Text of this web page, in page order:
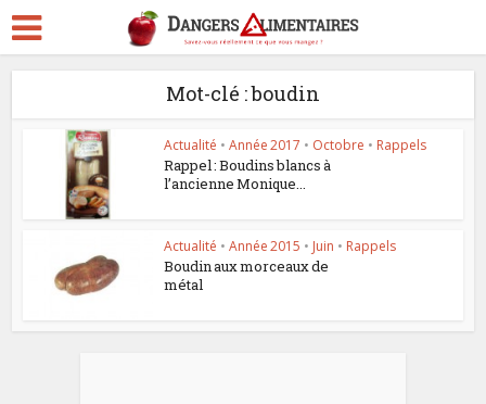
Mot-clé : boudin
Actualité • Année 2017 • Octobre • Rappels
Rappel : Boudins blancs à
l’ancienne Monique...
Actualité • Année 2015 • Juin • Rappels
Boudin aux morceaux de
métal